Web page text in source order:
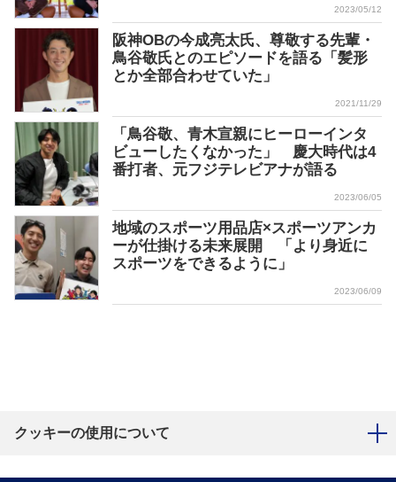
2023/05/12
阪神OBの今成亮太氏、尊敬する先輩・
鳥谷敬氏とのエピソードを語る「髪形
とか全部合わせていた」
2021/11/29
「鳥谷敬、青木宣親にヒーローインタ
ビューしたくなかった」 慶大時代は4
番打者、元フジテレビアナが語る
2023/06/05
地域のスポーツ用品店×スポーツアンカ
ーが仕掛ける未来展開 「より身近に
スポーツをできるように」
2023/06/09
クッキーの使用について